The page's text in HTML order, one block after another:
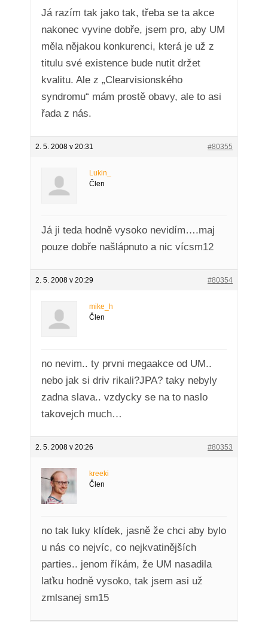
Já razím tak jako tak, třeba se ta akce
nakonec vyvine dobře, jsem pro, aby UM
měla nějakou konkurenci, která je už z
titulu své existence bude nutit držet
kvalitu. Ale z „Clearvisionského
syndromu“ mám prostě obavy, ale to asi
řada z nás.
2. 5. 2008 v 20:31 #80355
Lukin_
Člen
Já ji teda hodně vysoko nevidím….maj
pouze dobře našlápnuto a nic vícsm12
2. 5. 2008 v 20:29 #80354
mike_h
Člen
no nevim.. ty prvni megaakce od UM..
nebo jak si driv rikali?JPA? taky nebyly
zadna slava.. vzdycky se na to naslo
takovejch much…
2. 5. 2008 v 20:26 #80353
kreeki
Člen
no tak luky klídek, jasně že chci aby bylo
u nás co nejvíc, co nejkvatinějších
parties.. jenom říkám, že UM nasadila
laťku hodně vysoko, tak jsem asi už
zmlsanej sm15